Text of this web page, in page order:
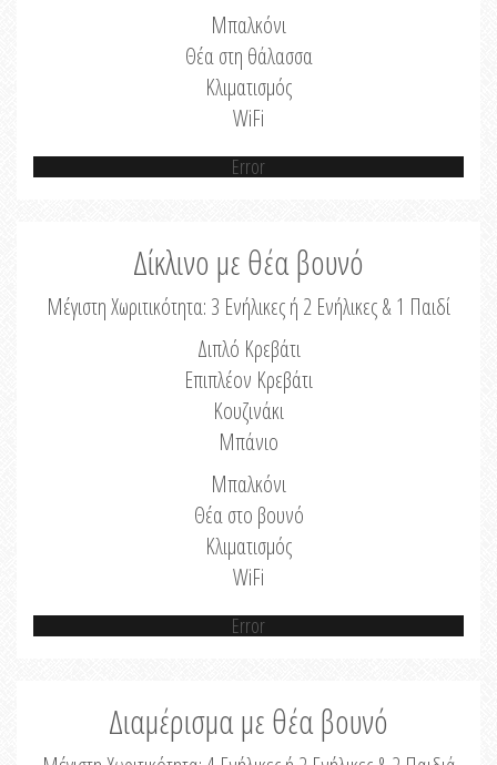
Μπαλκόνι
Θέα στη θάλασσα
Κλιματισμός
WiFi
Error
Δίκλινο με θέα βουνό
Μέγιστη Χωριτικότητα: 3 Ενήλικες ή 2 Ενήλικες & 1 Παιδί
Διπλό Κρεβάτι
Επιπλέον Κρεβάτι
Κουζινάκι
Μπάνιο
Μπαλκόνι
Θέα στο βουνό
Κλιματισμός
WiFi
Error
Διαμέρισμα με θέα βουνό